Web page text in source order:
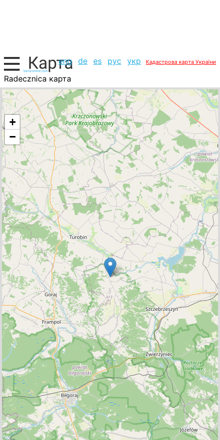
eng de es рус укр Кадастрова карта України
Radecznica карта
Польща, список міст
+
−